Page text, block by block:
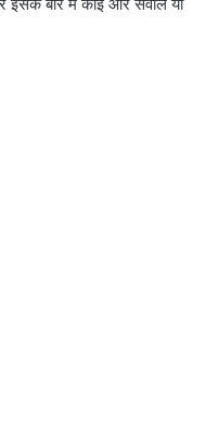
इसके बारे में कोई और सवाल या